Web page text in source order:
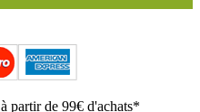
à partir de 99€ d'achats*